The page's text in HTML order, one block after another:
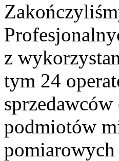
z
tym 24
podmiotów
pomiarowych